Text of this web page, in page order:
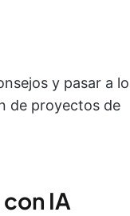
y pasar a lo
de proyectos de
IA